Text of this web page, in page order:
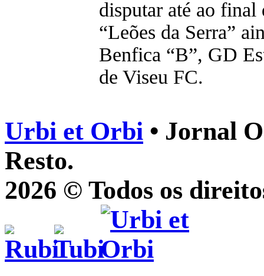
disputar até ao final
“Leões da Serra”
Benfica “B”, GD
de Viseu FC.
Urbi et Orbi • Jornal
Resto.
2026 © Todos os